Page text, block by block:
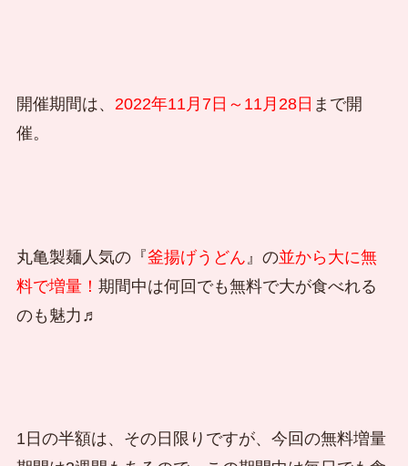
開催期間は、 2022年11月7日～11月28日 まで開
催。
丸亀製麺人気の『釜揚げうどん 』の並から大に無
料で増量！ 期間中は何回でも無料で大が食べれる
のも魅力♬
1日の半額は、その日限りですが、今回の無料増量